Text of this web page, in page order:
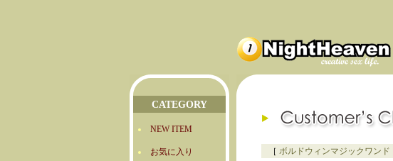
CATEGORY
NEW ITEM
お気に入り ［ ボルドウィンマジックワンド